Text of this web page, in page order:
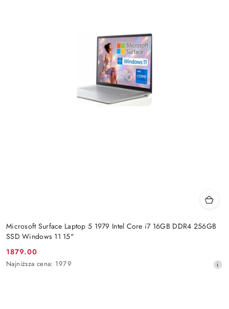
Microsoft Surface Laptop 5 1979 Intel Core i7 16GB DDR4 256GB
SSD Windows 11 15"
Cena
promocyjna:
1879.00
Najniższa
Najniższa cena: 1979